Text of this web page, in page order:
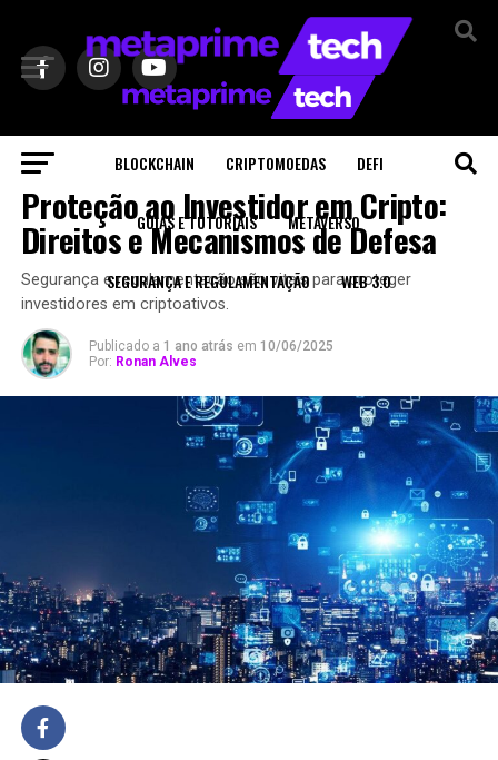
BLOCKCHAIN CRIPTOMOEDAS DEFI
GUIAS E TUTORIAIS METAVERSO
SEGURANÇA E REGULAMENTAÇÃO WEB 3.0
SEGURANÇA E REGULAMENTAÇÃO
Proteção ao Investidor em Cripto:
Direitos e Mecanismos de Defesa
Segurança e regulamentação são vitais para proteger
investidores em criptoativos.
Publicado a 1 ano atrás em 10/06/2025
Por: Ronan Alves
Sair da versão mobile